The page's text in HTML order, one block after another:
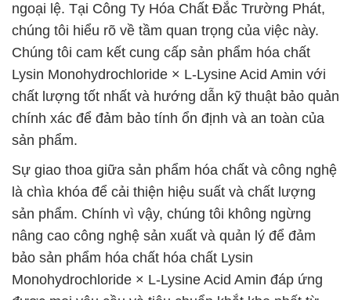
ngoại lệ. Tại Công Ty Hóa Chất Đắc Trường Phát,
chúng tôi hiểu rõ về tầm quan trọng của việc này.
Chúng tôi cam kết cung cấp sản phẩm hóa chất
Lysin Monohydrochloride × L-Lysine Acid Amin với
chất lượng tốt nhất và hướng dẫn kỹ thuật bảo quản
chính xác để đảm bảo tính ổn định và an toàn của
sản phẩm.
Sự giao thoa giữa sản phẩm hóa chất và công nghệ
là chìa khóa để cải thiện hiệu suất và chất lượng
sản phẩm. Chính vì vậy, chúng tôi không ngừng
nâng cao công nghệ sản xuất và quản lý để đảm
bảo sản phẩm hóa chất hóa chất Lysin
Monohydrochloride × L-Lysine Acid Amin đáp ứng